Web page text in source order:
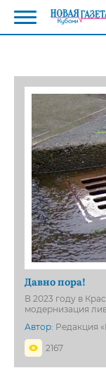
Давно пора!
В 2023 году в
модернизация
Автор: Редакция
2167